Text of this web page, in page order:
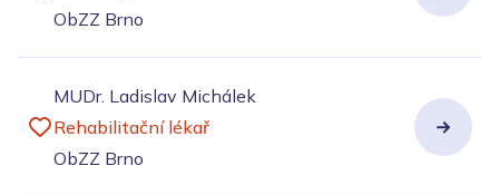
ObZZ Brno
MUDr. Ladislav Michálek
Rehabilitační lékař
ObZZ Brno